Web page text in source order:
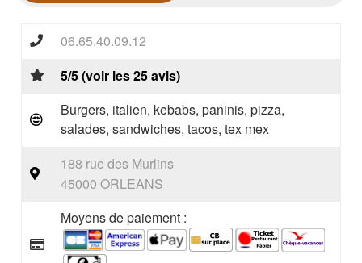
06.65.40.09.12
5/5 (voir les 25 avis)
Burgers, italien, kebabs, paninis, pizza,
salades, sandwiches, tacos, tex mex
188 rue des Murlins
45000 ORLEANS
Moyens de paiement :